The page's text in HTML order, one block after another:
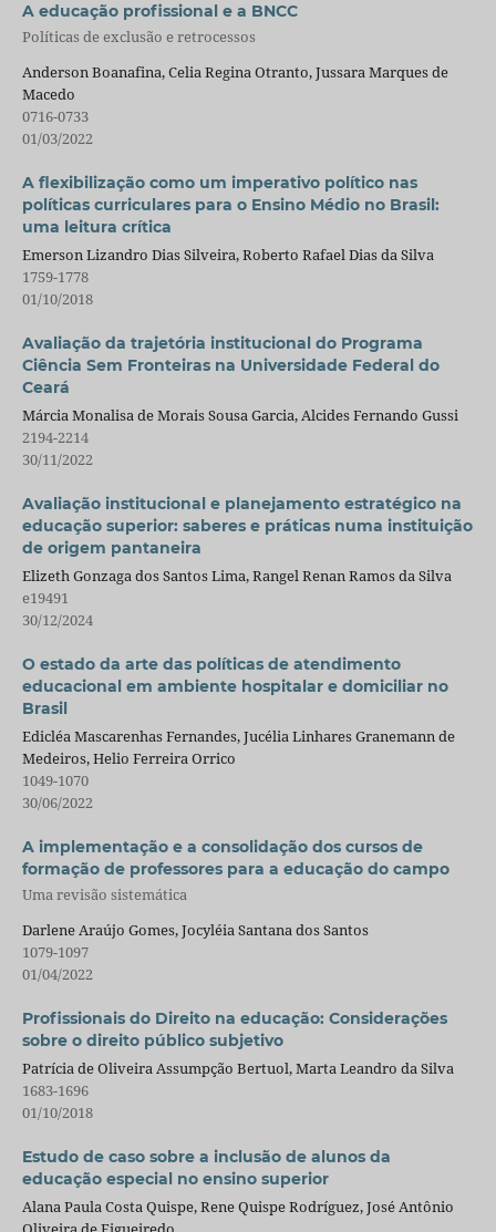
A educação profissional e a BNCC
Políticas de exclusão e retrocessos
Anderson Boanafina, Celia Regina Otranto, Jussara Marques de
Macedo
0716-0733
01/03/2022
A flexibilização como um imperativo político nas
políticas curriculares para o Ensino Médio no Brasil:
uma leitura crítica
Emerson Lizandro Dias Silveira, Roberto Rafael Dias da Silva
1759-1778
01/10/2018
Avaliação da trajetória institucional do Programa
Ciência Sem Fronteiras na Universidade Federal do
Ceará
Márcia Monalisa de Morais Sousa Garcia, Alcides Fernando Gussi
2194-2214
30/11/2022
Avaliação institucional e planejamento estratégico na
educação superior: saberes e práticas numa instituição
de origem pantaneira
Elizeth Gonzaga dos Santos Lima, Rangel Renan Ramos da Silva
e19491
30/12/2024
O estado da arte das políticas de atendimento
educacional em ambiente hospitalar e domiciliar no
Brasil
Edicléa Mascarenhas Fernandes, Jucélia Linhares Granemann de
Medeiros, Helio Ferreira Orrico
1049-1070
30/06/2022
A implementação e a consolidação dos cursos de
formação de professores para a educação do campo
Uma revisão sistemática
Darlene Araújo Gomes, Jocyléia Santana dos Santos
1079-1097
01/04/2022
Profissionais do Direito na educação: Considerações
sobre o direito público subjetivo
Patrícia de Oliveira Assumpção Bertuol, Marta Leandro da Silva
1683-1696
01/10/2018
Estudo de caso sobre a inclusão de alunos da
educação especial no ensino superior
Alana Paula Costa Quispe, Rene Quispe Rodríguez, José Antônio